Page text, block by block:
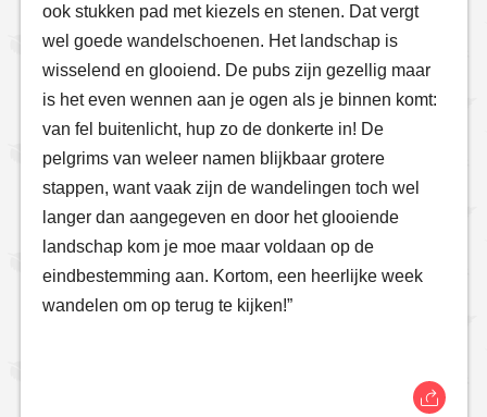
ook stukken pad met kiezels en stenen. Dat vergt
wel goede wandelschoenen. Het landschap is
wisselend en glooiend. De pubs zijn gezellig maar
is het even wennen aan je ogen als je binnen komt:
van fel buitenlicht, hup zo de donkerte in! De
pelgrims van weleer namen blijkbaar grotere
stappen, want vaak zijn de wandelingen toch wel
langer dan aangegeven en door het glooiende
landschap kom je moe maar voldaan op de
eindbestemming aan. Kortom, een heerlijke week
wandelen om op terug te kijken!”